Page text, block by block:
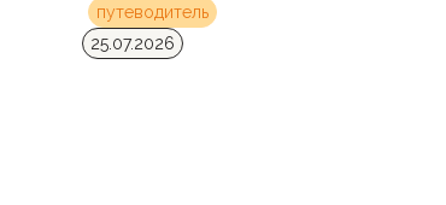
путеводитель
25.07.2026